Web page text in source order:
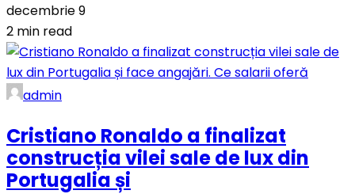
decembrie 9
2 min read
admin
Cristiano Ronaldo a finalizat
construcția vilei sale de lux din
Portugalia și